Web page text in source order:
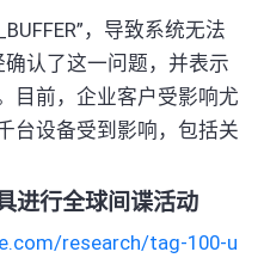
，导致系统无法
认了这一问题，并表示
目前，企业客户受影响尤
台设备受到影响，包括关
进行全球间谍活动
research/tag-100-u